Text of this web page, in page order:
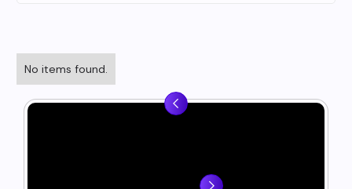
No items found.